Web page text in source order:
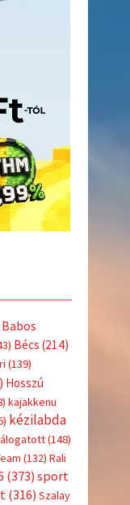
Babos
Bécs (214)
(139)
Hosszú
kajakkenu
kézilabda
(148)
(132) Rali
(373) sport
(316) Szalay